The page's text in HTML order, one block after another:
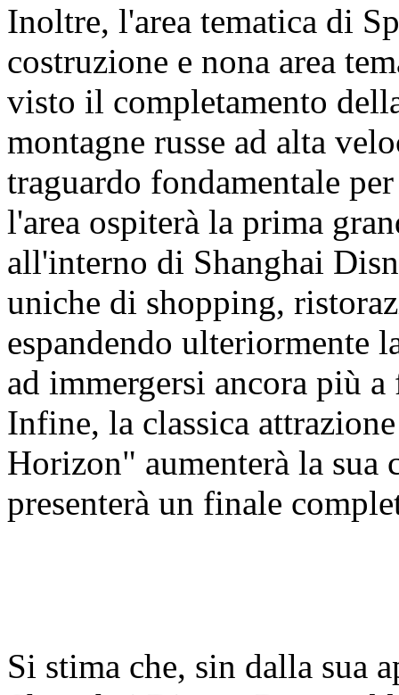
Inoltre, l'area tematica di
costruzione e nona area
visto il completamento
montagne russe ad alta
traguardo fondamentale
l'area ospiterà la prima
all'interno di Shanghai
uniche di shopping,
espandendo ulteriormente
ad immergersi ancora più
Infine, la classica
Horizon" aumenterà la sua
presenterà un finale
Si stima che, sin dalla sua